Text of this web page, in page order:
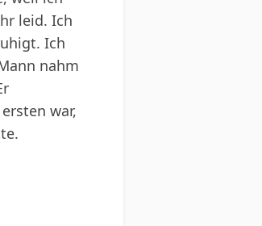
leid. Ich
Ich
nahm
war,